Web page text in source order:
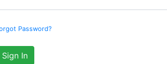
Password?